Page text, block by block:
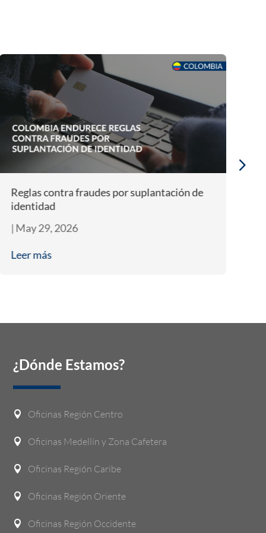
Reglas contra fraudes por suplantación de
identidad
| May 29, 2026
Leer más
¿Dónde Estamos?
 Oficinas Región Centro
 Oficinas Medellín y Zona Cafetera
 Oficinas Región Caribe
 Oficinas Región Oriente
 Oficinas Región Occidente